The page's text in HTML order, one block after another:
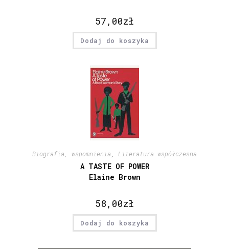
57,00zł
Dodaj do koszyka
Biografia, wspomnienia Literatura współczesna
A TASTE OF POWER
Elaine Brown
58,00zł
Dodaj do koszyka